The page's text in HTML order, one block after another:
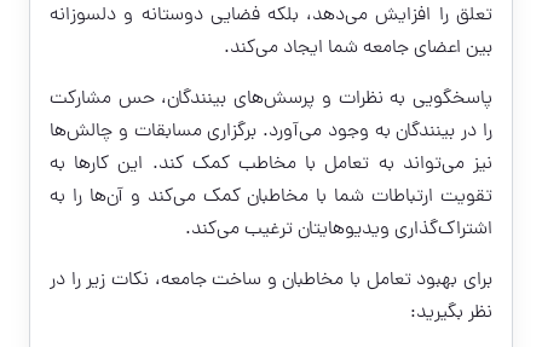
تعلق را افزایش می‌دهد، بلکه فضایی دوستانه و دلسوزانه
بین اعضای جامعه شما ایجاد می‌کند.
پاسخگویی به نظرات و پرسش‌های بینندگان، حس مشارکت
را در بینندگان به وجود می‌آورد. برگزاری مسابقات و چالش‌ها
نیز می‌تواند به تعامل با مخاطب کمک کند. این کارها به
تقویت ارتباطات شما با مخاطبان کمک می‌کند و آن‌ها را به
اشتراک‌گذاری ویدیوهایتان ترغیب می‌کند.
برای بهبود تعامل با مخاطبان و ساخت جامعه، نکات زیر را در
نظر بگیرید: